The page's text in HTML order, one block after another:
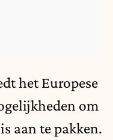
het Europese
om
aan te pakken.